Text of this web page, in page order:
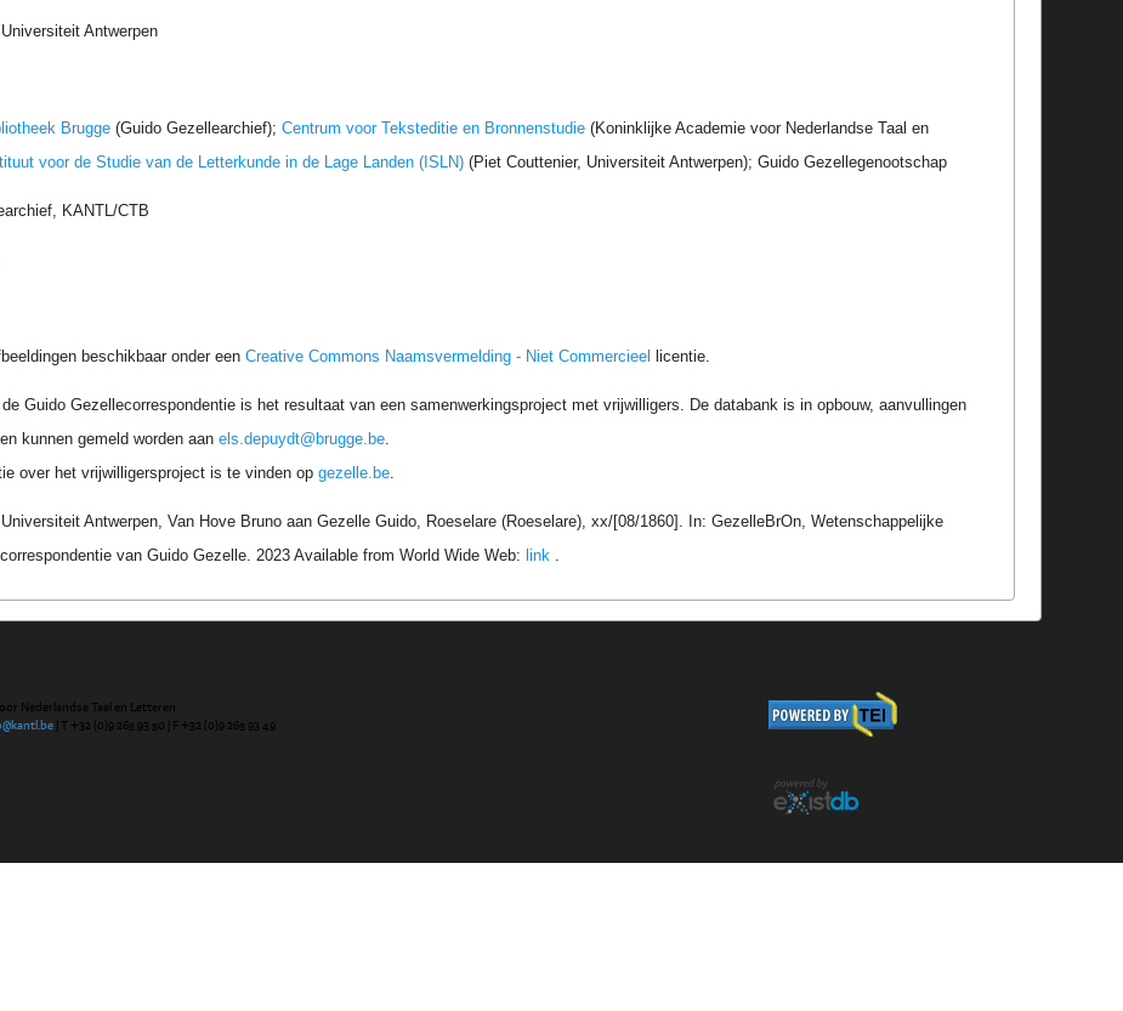
Antwerpen
Brugge (Guido Gezellearchief);Centrum voor Teksteditie en Bronnenstudie (Koninklijke Academie voor Nederlandse Taal en
voor de Studie van de Letterkunde in de Lage Landen (ISLN) (Piet Couttenier, Universiteit Antwerpen); Guido Gezellegenootschap
KANTL/CTB
beschikbaar onder eenCreative Commons Naamsvermelding - Niet Commercieel licentie.
Guido Gezellecorrespondentie is het resultaat van een samenwerkingsproject met vrijwilligers. De databank is in opbouw, aanvullingen
kunnen gemeld worden aanels.depuydt@brugge.be.
over het vrijwilligersproject is te vinden opgezelle.be.
Antwerpen, Van Hove Bruno aan Gezelle Guido, Roeselare (Roeselare), xx/[08/1860]. In: GezelleBrOn, Wetenschappelijke
van Guido Gezelle. 2023 Available from World Wide Web: link .
Nederlandse Taal en Letteren
| T +32 (0)9 265 93 50 | F +32 (0)9 265 93 49